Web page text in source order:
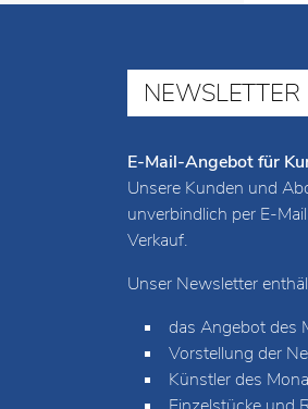
NEWSLETTER
E-Mail-Angebot für
Unsere Kunden und
unverbindlich per E-
Verkauf.
Unser Newsletter
das Angebot des
Vorstellung der
Künstler des